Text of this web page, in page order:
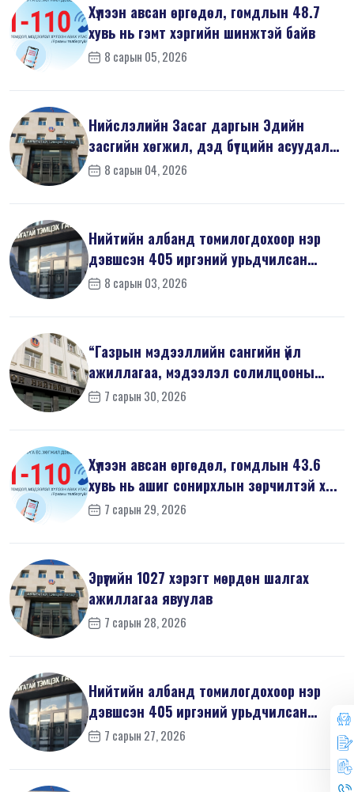
Хүлээн авсан өргөдөл, гомдлын 48.7
хувь нь гэмт хэргийн шинжтэй байв
8 сарын 05, 2026
Нийслэлийн Засаг даргын Эдийн
засгийн хөгжил, дэд бүтцийн асуудал
хари...
8 сарын 04, 2026
Нийтийн албанд томилогдохоор нэр
дэвшсэн 405 иргэний урьдчилсан
мэдүүл...
8 сарын 03, 2026
“Газрын мэдээллийн сангийн үйл
ажиллагаа, мэдээлэл солилцооны
журам”-...
7 сарын 30, 2026
Хүлээн авсан өргөдөл, гомдлын 43.6
хувь нь ашиг сонирхлын зөрчилтэй х...
7 сарын 29, 2026
Эрүүгийн 1027 хэрэгт мөрдөн шалгах
ажиллагаа явуулав
7 сарын 28, 2026
Нийтийн албанд томилогдохоор нэр
дэвшсэн 405 иргэний урьдчилсан
мэдүүл...
7 сарын 27, 2026